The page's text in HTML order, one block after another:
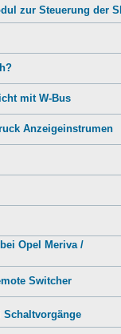
zur Steuerung der
mit W-Bus
Anzeigeinstrumen
Opel Meriva /
Switcher
Schaltvorgänge